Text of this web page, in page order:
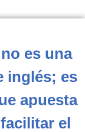
es una
inglés; es
apuesta
el